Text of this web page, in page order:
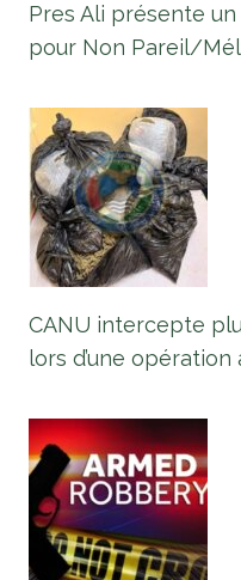
Pres Ali présente
pour Non Pareil/
CANU intercepte
lors d’une opération